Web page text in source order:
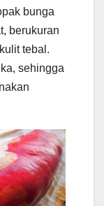
bunga
berukuran
tebal.
sehingga